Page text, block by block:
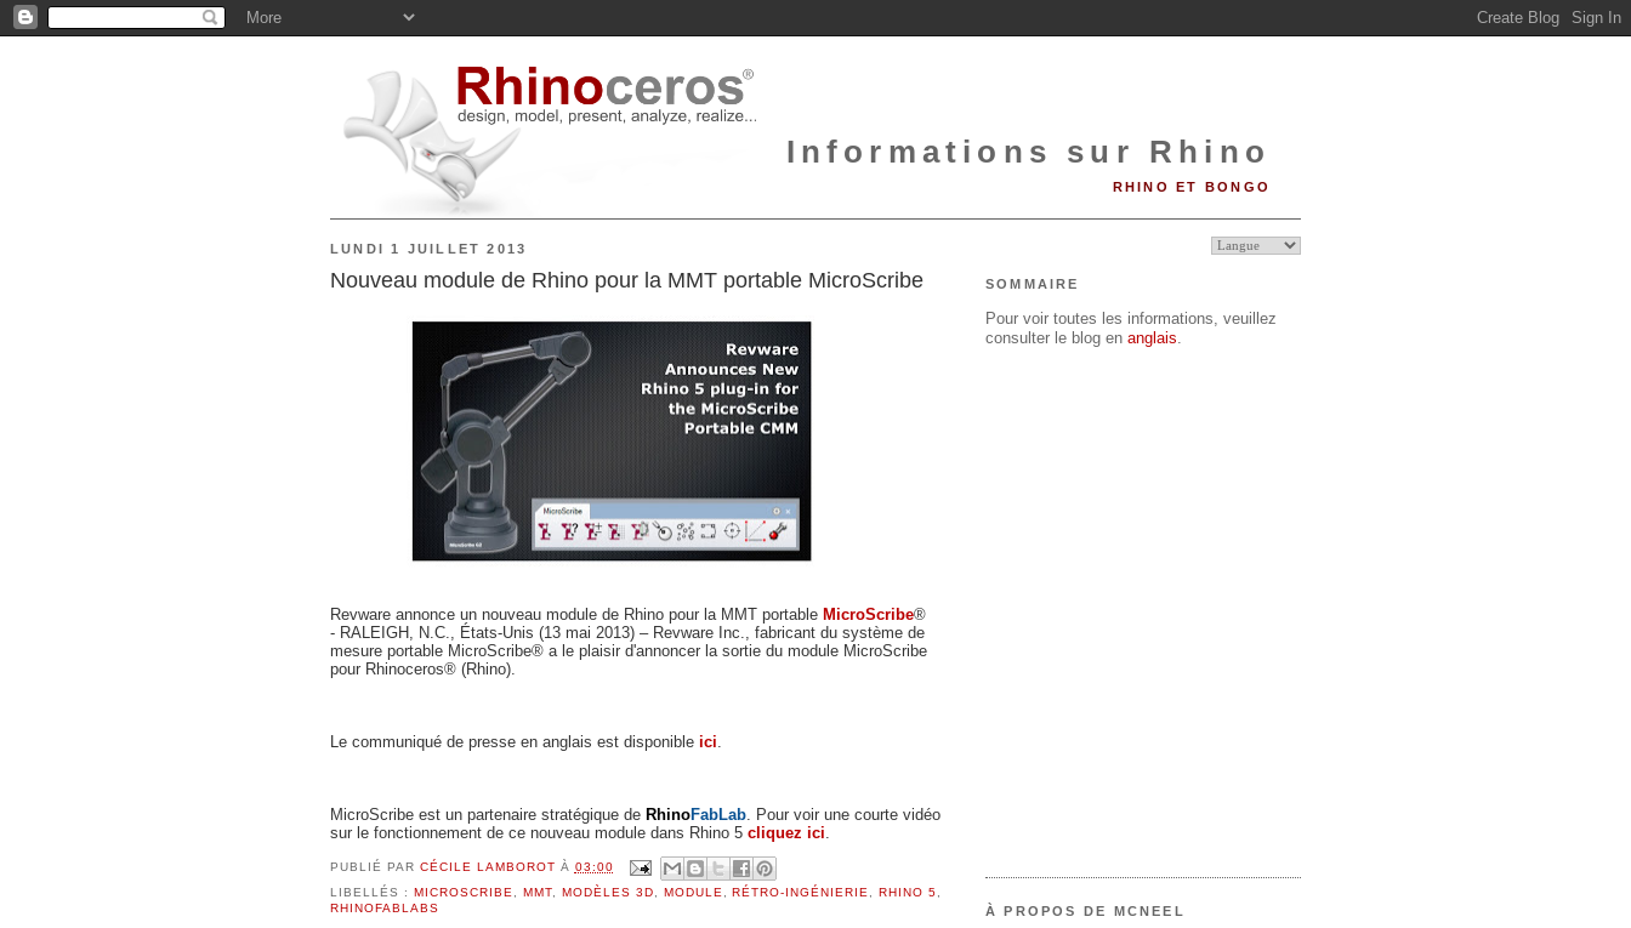
Informations sur Rhino
RHINO ET BONGO
LUNDI 1 JUILLET 2013
Nouveau module de Rhino pour la MMT portable MicroScribe
Revware annonce un nouveau module de Rhino pour la MMT portable MicroScribe®
- RALEIGH, N.C., États-Unis (13 mai 2013) – Revware Inc., fabricant du système de
mesure portable MicroScribe® a le plaisir d'annoncer la sortie du module MicroScribe
pour Rhinoceros® (Rhino).
Le communiqué de presse en anglais est disponible ici.
MicroScribe est un partenaire stratégique de RhinoFabLab. Pour voir une courte vidéo
sur le fonctionnement de ce nouveau module dans Rhino 5 cliquez ici.
PUBLIÉ PAR CÉCILE LAMBOROT À 03:00
LIBELLÉS :
MICROSCRIBE, MMT, MODÈLES 3D, MODULE, RÉTRO-INGÉNIERIE, RHINO 5,
RHINOFABLABS
SOMMAIRE
Pour voir toutes les informations, veuillez
consulter le blog en anglais
À PROPOS DE MCNEEL